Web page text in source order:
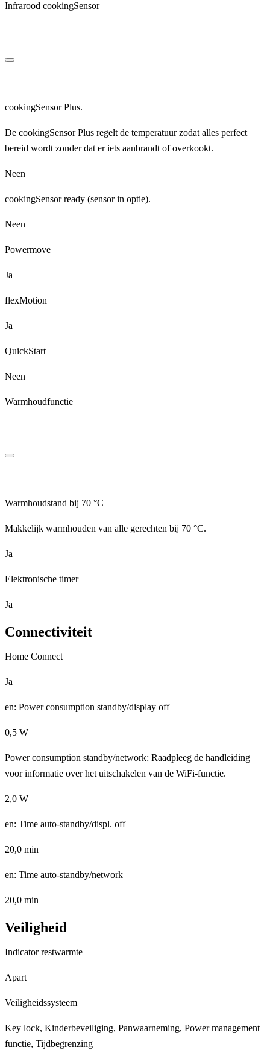
Infrarood cookingSensor
cookingSensor Plus.
De cookingSensor Plus regelt de temperatuur zodat alles perfect
bereid wordt zonder dat er iets aanbrandt of overkookt.
Neen
cookingSensor ready (sensor in optie).
Neen
Powermove
Ja
flexMotion
Ja
QuickStart
Neen
Warmhoudfunctie
Warmhoudstand bij 70 °C
Makkelijk warmhouden van alle gerechten bij 70 °C.
Ja
Elektronische timer
Ja
Connectiviteit
Home Connect
Ja
en: Power consumption standby/display off
0,5 W
Power consumption standby/network: Raadpleeg de handleiding
voor informatie over het uitschakelen van de WiFi-functie.
2,0 W
en: Time auto-standby/displ. off
20,0 min
en: Time auto-standby/network
20,0 min
Veiligheid
Indicator restwarmte
Apart
Veiligheidssysteem
Key lock, Kinderbeveiliging, Panwaarneming, Power management
functie, Tijdbegrenzing